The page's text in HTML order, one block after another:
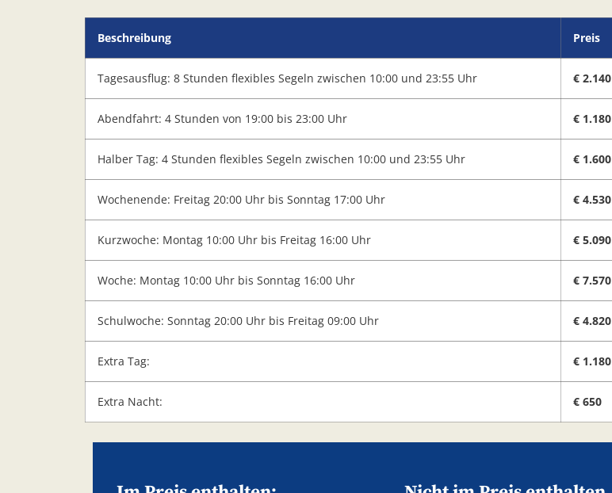
Beschreibung Preis
Tagesausflug: 8 Stunden flexibles Segeln zwischen 10:00 und 23:55 Uhr € 2.140
Abendfahrt: 4 Stunden von 19:00 bis 23:00 Uhr € 1.180
Halber Tag: 4 Stunden flexibles Segeln zwischen 10:00 und 23:55 Uhr € 1.600
Wochenende: Freitag 20:00 Uhr bis Sonntag 17:00 Uhr € 4.530
Kurzwoche: Montag 10:00 Uhr bis Freitag 16:00 Uhr € 5.090
Woche: Montag 10:00 Uhr bis Sonntag 16:00 Uhr € 7.570
Schulwoche: Sonntag 20:00 Uhr bis Freitag 09:00 Uhr € 4.820
Extra Tag: € 1.180
Extra Nacht: € 650